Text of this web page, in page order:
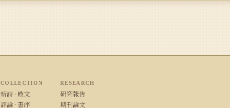
COLLECTION
新詩 · 散文
評論 · 書序
RESEARCH
研究報告
期刊論文